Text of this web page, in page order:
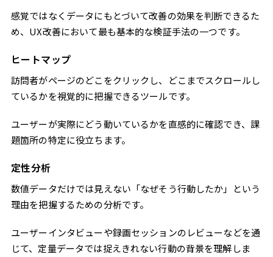
感覚ではなくデータにもとづいて改善の効果を判断できるた
め、UX改善において最も基本的な検証手法の一つです。
ヒートマップ
訪問者がページのどこをクリックし、どこまでスクロールし
ているかを視覚的に把握できるツールです。
ユーザーが実際にどう動いているかを直感的に確認でき、課
題箇所の特定に役立ちます。
定性分析
数値データだけでは見えない「なぜそう行動したか」という
理由を把握するための分析です。
ユーザーインタビューや録画セッションのレビューなどを通
じて、定量データでは捉えきれない行動の背景を理解しま